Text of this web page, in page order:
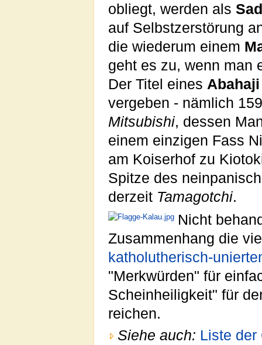
obliegt, werden als
auf Selbstzerstörung
die wiederum einem
geht es zu, wenn man
Der Titel eines Abahaji
vergeben - nämlich
Mitsubishi, dessen
einem einzigen Fass
am Koiserhof zu
Spitze des
derzeit Tamagotchi.
Nicht
Zusammenhang die
katholutherisch-
"Merkwürden" für
Scheinheiligkeit" für
reichen.
Siehe auch: Liste der